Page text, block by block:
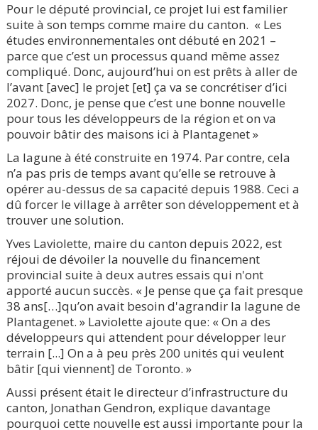
Pour le député provincial, ce projet lui est familier
suite à son temps comme maire du canton. « Les
études environnementales ont débuté en 2021 –
parce que c’est un processus quand même assez
compliqué. Donc, aujourd’hui on est prêts à aller de
l’avant [avec] le projet [et] ça va se concrétiser d’ici
2027. Donc, je pense que c’est une bonne nouvelle
pour tous les développeurs de la région et on va
pouvoir bâtir des maisons ici à Plantagenet »
La lagune à été construite en 1974. Par contre, cela
n’a pas pris de temps avant qu’elle se retrouve à
opérer au-dessus de sa capacité depuis 1988. Ceci a
dû forcer le village à arrêter son développement et à
trouver une solution.
Yves Laviolette, maire du canton depuis 2022, est
réjoui de dévoiler la nouvelle du financement
provincial suite à deux autres essais qui n'ont
apporté aucun succès. « Je pense que ça fait presque
38 ans[…]qu’on avait besoin d'agrandir la lagune de
Plantagenet. » Laviolette ajoute que: « On a des
développeurs qui attendent pour développer leur
terrain [...] On a à peu près 200 unités qui veulent
bâtir [qui viennent] de Toronto. »
Aussi présent était le directeur d’infrastructure du
canton, Jonathan Gendron, explique davantage
pourquoi cette nouvelle est aussi importante pour la